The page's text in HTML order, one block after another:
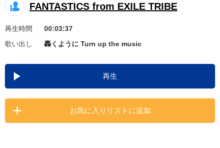
キャンペーン
お知らせ よくあるご質問
DAMの新曲・ランキングなど
カラオケ最新情報をチェック！
FANTASTICS from EXILE TRIBE
再生時間
00:03:37
歌い出し
轟くように Turn up the music
再生
お気に入りリストに追加